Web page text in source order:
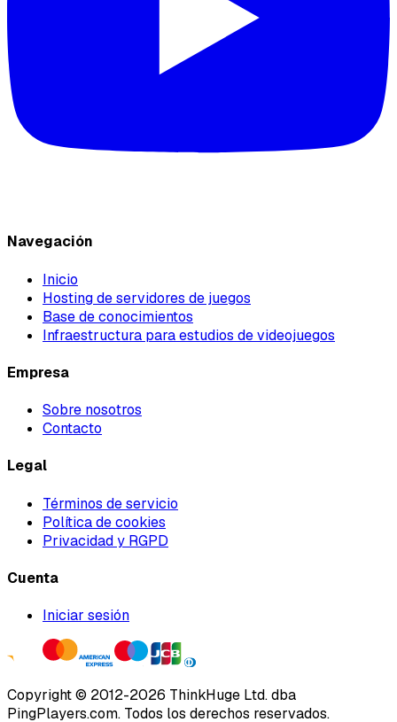
Navegación
Inicio
Hosting de servidores de juegos
Base de conocimientos
Infraestructura para estudios de videojuegos
Empresa
Sobre nosotros
Contacto
Legal
Términos de servicio
Política de cookies
Privacidad y RGPD
Cuenta
Iniciar sesión
Copyright © 2012-2026 ThinkHuge Ltd.dba
PingPlayers.com. Todos los derechos reservados.